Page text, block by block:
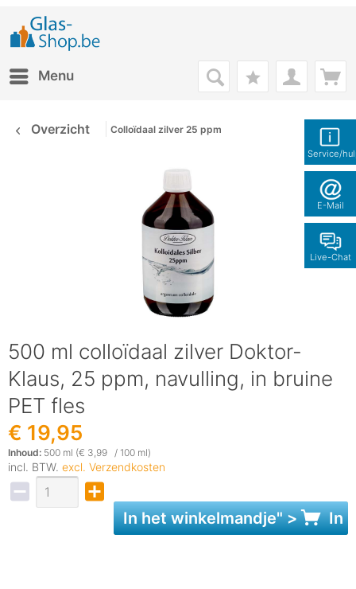
Service/
E-Mail
Live-Chat
Menu
Overzicht Colloïdaal zilver 25 ppm
500 ml colloïdaal zilver Doktor-
Klaus, 25 ppm, navulling, in bruine
PET fles
€ 19,95
Inhoud: 500 ml (€ 3,99 / 100 ml)
incl. BTW. excl. Verzendkosten
In hetwinkelmandje" > In